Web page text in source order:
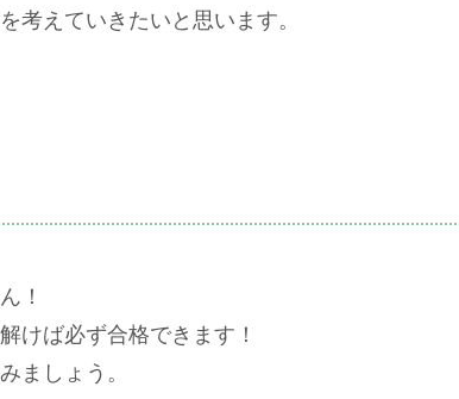
考えていきたいと思います。
！
けば必ず合格できます！
ましょう。